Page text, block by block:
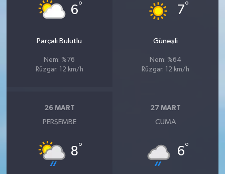
6°
Parçalı Bulutlu
Nem: %76
Rüzgar: 12 km/h
7°
Güneşli
Nem: %64
Rüzgar: 12 km/h
26 MART
PERŞEMBE
8°
27 MART
CUMA
6°